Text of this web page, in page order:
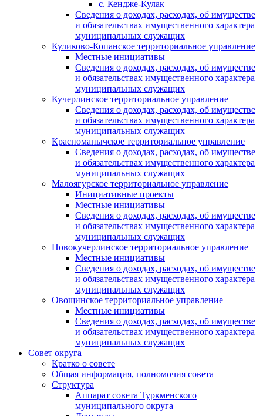
с. Кендже-Кулак
Сведения о доходах, расходах, об имуществе
и обязательствах имущественного характера
муниципальных служащих
Куликово-Копанское территориальное управление
Местные инициативы
Сведения о доходах, расходах, об имуществе
и обязательствах имущественного характера
муниципальных служащих
Кучерлинское территориальное управление
Сведения о доходах, расходах, об имуществе
и обязательствах имущественного характера
муниципальных служащих
Красноманычское территориальное управление
Сведения о доходах, расходах, об имуществе
и обязательствах имущественного характера
муниципальных служащих
Малоягурское территориальное управление
Инициативные проекты
Местные инициативы
Сведения о доходах, расходах, об имуществе
и обязательствах имущественного характера
муниципальных служащих
Новокучерлинское территориальное управление
Местные инициативы
Сведения о доходах, расходах, об имуществе
и обязательствах имущественного характера
муниципальных служащих
Овощинское территориальное управление
Местные инициативы
Сведения о доходах, расходах, об имуществе
и обязательствах имущественного характера
муниципальных служащих
Совет округа
Кратко о совете
Общая информация, полномочия совета
Структура
Аппарат совета Туркменского
муниципального округа